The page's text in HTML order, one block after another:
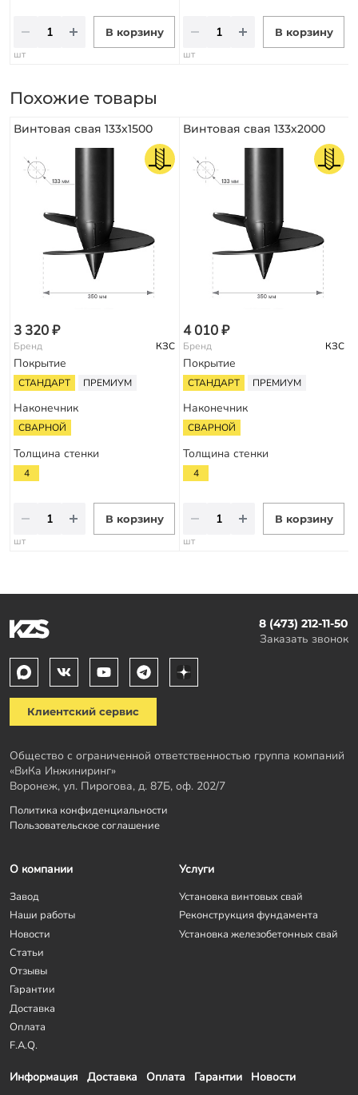
В корзину
шт
В корзину
шт
Похожие товары
Винтовая свая 133х1500
3 320 ₽
Бренд КЗС
Покрытие
СТАНДАРТ ПРЕМИУМ
Наконечник
СВАРНОЙ
Толщина стенки
4
В корзину
шт
Винтовая свая 133х2000
4 010 ₽
Бренд КЗС
Покрытие
СТАНДАРТ ПРЕМИУМ
Наконечник
СВАРНОЙ
Толщина стенки
4
В корзину
шт
8 (473) 212-11-50
Заказать звонок
Клиентский сервис
Общество с ограниченной ответственностью группа компаний
«ВиКа Инжиниринг»
Воронеж, ул. Пирогова, д. 87Б, оф. 202/7
Политика конфиденциальности
Пользовательское соглашение
Информация Доставка Оплата Гарантии
Новости
О компании
Завод
Наши работы
Новости
Статьи
Отзывы
Гарантии
Доставка
Оплата
F.A.Q.
Услуги
Установка винтовых свай
Реконструкция фундамента
Установка железобетонных свай